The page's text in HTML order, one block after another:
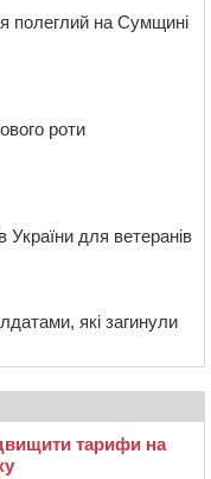
полеглий на Сумщині
роти
для ветеранів
які загинули
тарифи на